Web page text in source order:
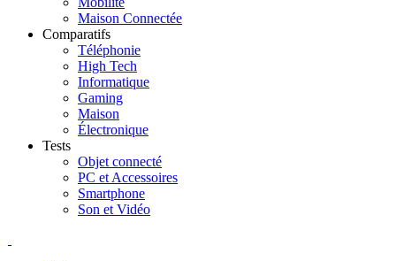
Maison Connectée
Comparatifs
Téléphonie
High Tech
Informatique
Gaming
Maison
Électronique
Tests
Objet connecté
PC et Accessoires
Smartphone
Son et Vidéo